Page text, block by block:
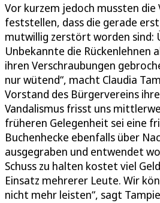
Vor kurzem jedoch mussten
feststellen, dass die gerade
mutwillig zerstört worden sind:
Unbekannte die Rückenlehnen
ihren Verschraubungen
nur wütend“, macht Claudia
Vorstand des Bürgervereins
Vandalismus frisst uns
früheren Gelegenheit sei eine
Buchenhecke ebenfalls über
ausgegraben und entwendet
Schuss zu halten kostet viel
Einsatz mehrerer Leute. Wir
nicht mehr leisten“, sagt